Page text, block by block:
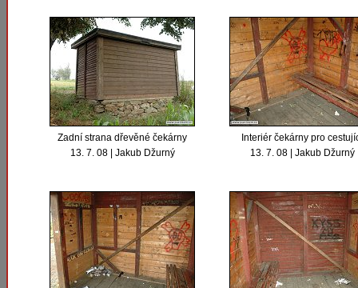
Zadní strana dřevěné čekárny
13. 7. 08 | Jakub Džurný
Interiér čekárny pro
13. 7. 08 | Jakub Džurný